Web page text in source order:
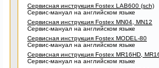
Сервисная инструкция Fostex LAB600 (sch)
Сервис-мануал на английском языке
Сервисная инструкция Fostex MN04, MN12
Сервис-мануал на английском языке
Сервисная инструкция Fostex MODEL-80
Сервис-мануал на английском языке
Сервисная инструкция Fostex MR16HD,
Сервис-мануал на английском языке